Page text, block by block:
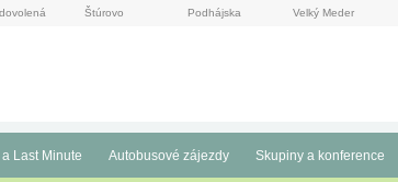
Štúrovo Podhájska Velký Meder
Last Minute Autobusové zájezdy Skupiny a konference